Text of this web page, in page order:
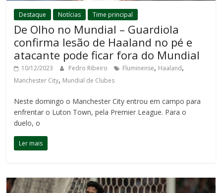
Destaque Notícias Time principal
De Olho no Mundial – Guardiola
confirma lesão de Haaland no pé e
atacante pode ficar fora do Mundial
10/12/2023 Pedro Ribeiro Fluminense, Haaland,
Manchester City, Mundial de Clubes
Neste domingo o Manchester City entrou em campo para
enfrentar o Luton Town, pela Premier League. Para o
duelo, o
Ler mais